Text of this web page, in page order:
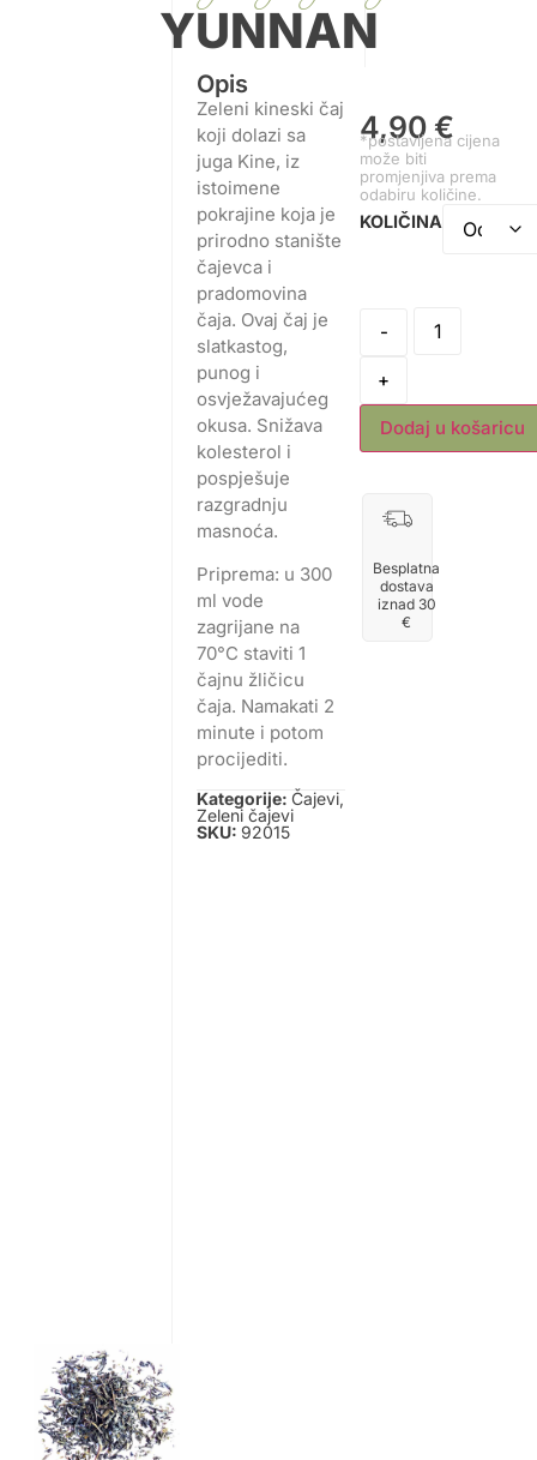
YUNNAN
Opis
Zeleni kineski čaj
koji dolazi sa
juga Kine, iz
istoimene
pokrajine koja je
prirodno stanište
čajevca i
pradomovina
čaja. Ovaj čaj je
slatkastog,
punog i
osvježavajućeg
okusa. Snižava
kolesterol i
pospješuje
razgradnju
masnoća.
Priprema: u 300
ml vode
zagrijane na
70°C staviti 1
čajnu žličicu
čaja. Namakati 2
minute i potom
procijediti.
Kategorije: Čajevi,
Zeleni čajevi
SKU: 92015
4,90€
*postavljena cijena
može biti
promjenjiva prema
odabiru količine.
KOLIČINA
-
+
Dodaj u košaricu
Besplatna
dostava
iznad 30
€